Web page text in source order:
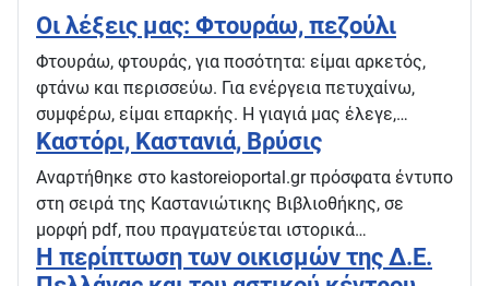
Οι λέξεις μας: Φτουράω, πεζούλι
Φτουράω, φτουράς, για ποσότητα: είμαι αρκετός,
φτάνω και περισσεύω. Για ενέργεια πετυχαίνω,
συμφέρω, είμαι επαρκής. Η γιαγιά μας έλεγε,…
Καστόρι, Καστανιά, Βρύσις
Αναρτήθηκε στο kastoreioportal.gr πρόσφατα έντυπο
στη σειρά της Καστανιώτικης Βιβλιοθήκης, σε
μορφή pdf, που πραγματεύεται ιστορικά…
Η περίπτωση των οικισμών της Δ.Ε.